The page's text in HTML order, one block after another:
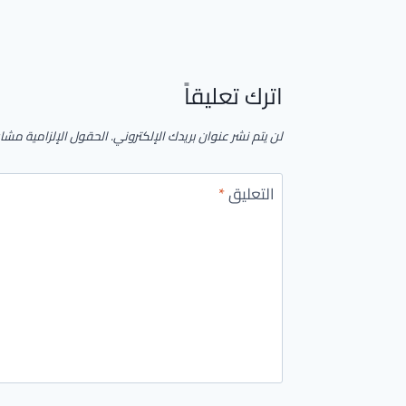
اترك تعليقاً
لن يتم نشر عنوان بريدك الإلكتروني.الحقول الإلزامية
التعليق*